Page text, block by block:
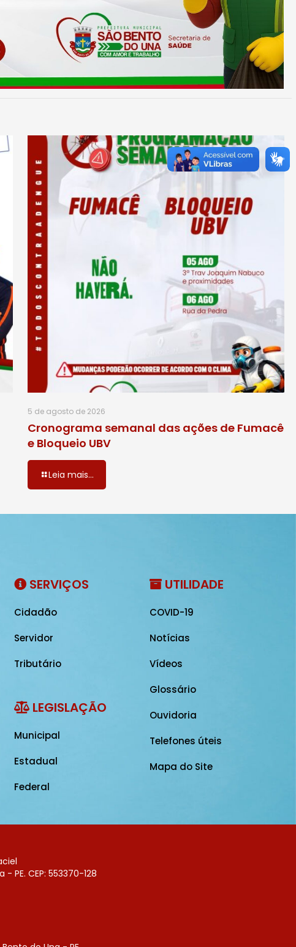
5 de agosto de 2026
Cronograma semanal das ações de Fumacê
e Bloqueio UBV
Leia mais...
SERVIÇOS
Cidadão
Servidor
Tributário
LEGISLAÇÃO
Municipal
Estadual
Federal
UTILIDADE
COVID-19
Notícias
Vídeos
Glossário
Ouvidoria
Telefones úteis
Mapa do Site
PE. CEP: 553370-128